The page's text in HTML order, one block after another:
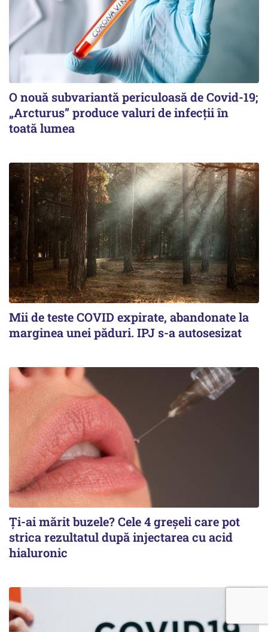
O nouă subvariantă periculoasă de Covid-19;
„Arcturus” produce valuri de infecții în
toată lumea
Mii de teste COVID expirate, abandonate la
marginea unei păduri. IPJ s-a autosesizat
Ți-ai mărit buzele? Cele 4 greșeli care pot
strica rezultatul după injectarea cu acid
hialuronic